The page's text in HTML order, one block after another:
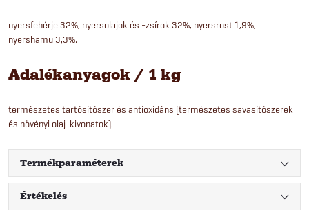
nyersfehérje 32%, nyersolajok és -zsírok 32%, nyersrost 1,9%,
nyershamu 3,3%.
Adalékanyagok / 1 kg
természetes tartósítószer és antioxidáns (természetes savasítószerek
és növényi olaj-kivonatok).
Termékparaméterek
Értékelés